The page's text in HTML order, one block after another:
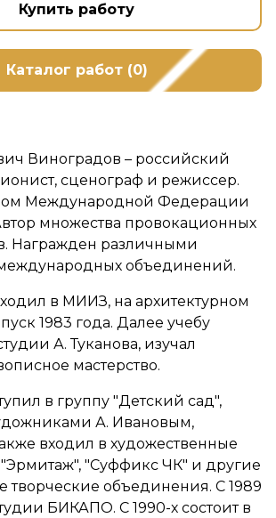
Купить работу
Каталог работ (0)
Виноградов – российский
сценограф и режиссер.
Международной Федерации
множества провокационных
Награжден различными
объединений.
в МИИЗ, на архитектурном
1983 года. Далее учебу
А. Туканова, изучал
мастерство.
в группу "Детский сад",
А. Ивановым,
входил в художественные
"Суффикс ЧК" и другие
творческие объединения. С 1989
БИКАПО. С 1990-х состоит в